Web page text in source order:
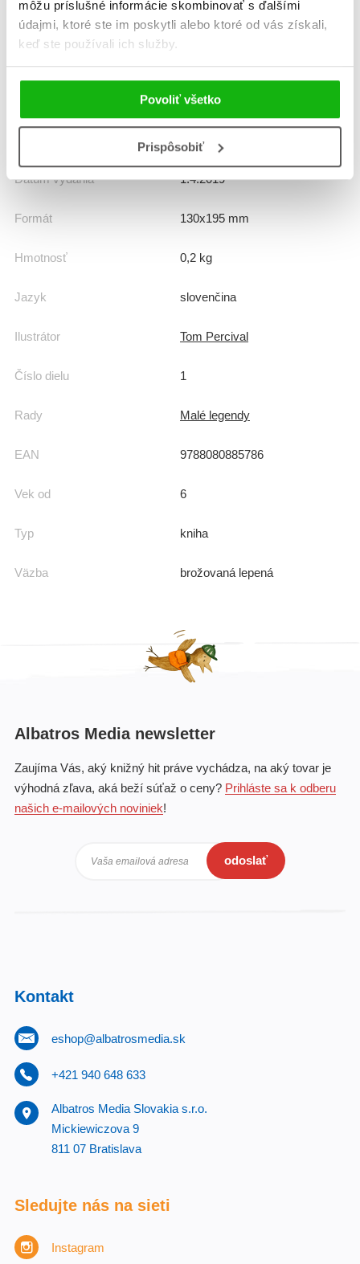
môžu príslušné informácie skombinovať s ďalšími
údajmi, ktoré ste im poskytli alebo ktoré od vás získali,
keď ste používali ich služby.
Povoliť všetko
Prispôsobiť
Informácie
dobrodružstvo
174
Dátum vydania 1.4.2019
Formát 130x195 mm
Hmotnosť 0,2 kg
Jazyk slovenčina
Ilustrátor Tom Percival
Číslo dielu 1
Rady Malé legendy
EAN 9788080885786
Vek od 6
Typ kniha
Väzba brožovaná lepená
Albatros Media newsletter
Zaujíma Vás, aký knižný hit práve vychádza, na aký tovar je
výhodná zľava, aká beží súťaž o ceny? Prihláste sa k odberu
našich e-mailových noviniek!
Vaša emailová adresa odoslať
Kontakt
eshop@albatrosmedia.sk
+421 940 648 633
Albatros Media Slovakia s.r.o.
Mickiewiczova 9
811 07 Bratislava
Sledujte nás na sieti
Instagram